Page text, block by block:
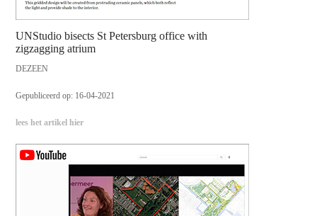
UNStudio bisects St Petersburg office with
zigzagging atrium
DEZEEN
Gepubliceerd op: 16-04-2021
lees het artikel hier